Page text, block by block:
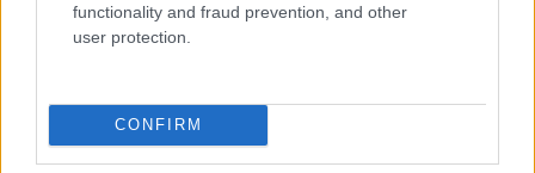
functionality and fraud prevention, and other
user protection.
CONFIRM